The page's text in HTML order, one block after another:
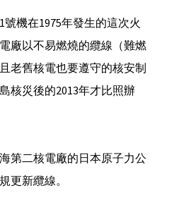
機在1975年發生的這次火
廠以不易燃燒的纜線（難燃
老舊核電也要遵守的核安制
核災後的2013年才比照辦
第二核電廠的日本原子力公
更新纜線。